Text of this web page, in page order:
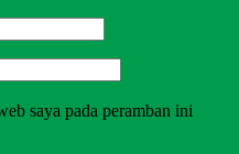
saya pada peramban ini